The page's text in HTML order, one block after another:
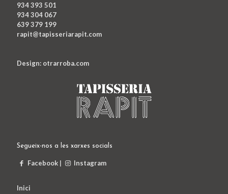
934 393 501
934 304 067
639 379 199
rapit@tapisseriarapit.com
Design: otrarroba.com
Segueix-nos a les xarxes socials
Facebook | Instagram
Inici